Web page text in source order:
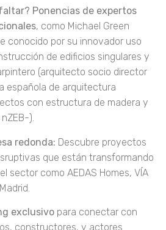
Ponencias de expertos
, como Michael Green
conocido por su innovador uso
de edificios singulares y
(arquitecto socio director
española de arquitectura
con estructura de madera y
).
redonda: Descubre proyectos
que están transformando
sector como AEDAS Homes, VÍA
exclusivo para conectar con
constructores, y actores